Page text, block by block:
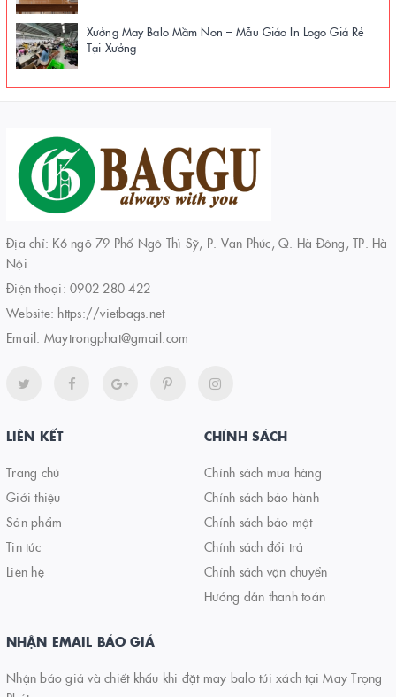
Xưởng May Balo Mầm Non – Mẫu Giáo In Logo Giá Rẻ
Tại Xưởng
Địa chỉ: K6 ngõ 79 Phố Ngô Thì Sỹ, P. Vạn Phúc, Q. Hà Đông, TP. Hà
Nội
Điện thoại: 0902 280 422
Website: https://vietbags.net
Email: Maytrongphat@gmail.com
LIÊN KẾT
Trang chủ
Giới thiệu
Sản phẩm
Tin tức
Liên hệ
CHÍNH SÁCH
Chính sách mua hàng
Chính sách bảo hành
Chính sách bảo mật
Chính sách đổi trả
Chính sách vận chuyển
Hướng dẫn thanh toán
NHẬN EMAIL BÁO GIÁ
Nhận báo giá và chiết khấu khi đặt may balo túi xách tại May Trọng